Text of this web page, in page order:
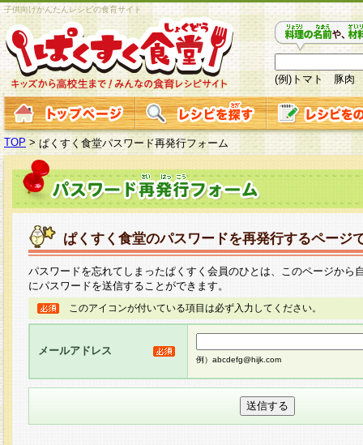
子供向けかんたんレシピの食育サイト
(例)トマト 豚肉
TOP > ぱくすく食堂パスワード再発行フォーム
ぱくすく食堂のパスワードを再発行するページ
パスワードを忘れてしまったぱくすく会員のひとは、このページから
にパスワードを送信することができます。
このアイコンが付いている項目は必ず入力してください。
メールアドレス
例）abcdefg@hijk.com